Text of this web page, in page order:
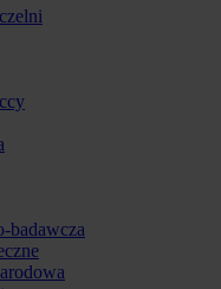
badawcza